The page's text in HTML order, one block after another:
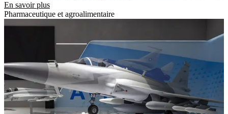
En savoir plus
Pharmaceutique et agroalimentaire